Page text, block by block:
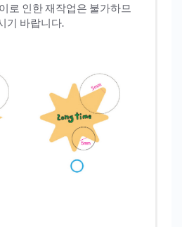
로 인한 재작업은 불가하므
기 바랍니다.